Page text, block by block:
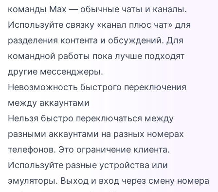
команды Max — обычные чаты и каналы.
Используйте связку «канал плюс чат» для
разделения контента и обсуждений. Для
командной работы пока лучше подходят
другие мессенджеры.
Невозможность быстрого переключения
между аккаунтами
Нельзя быстро переключаться между
разными аккаунтами на разных номерах
телефонов. Это ограничение клиента.
Используйте разные устройства или
эмуляторы. Выход и вход через смену номера